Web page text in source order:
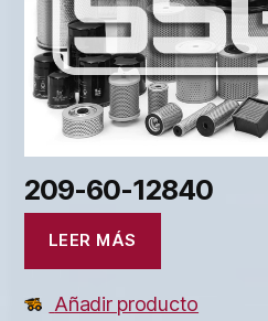
209-60-12840
LEER MÁS
Añadir producto